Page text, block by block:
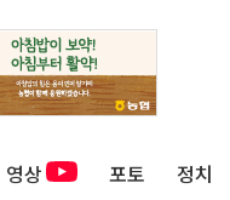
영상 포토 정치